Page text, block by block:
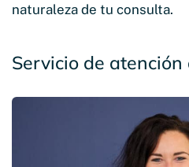
naturaleza de tu consulta.
Servicio de atención